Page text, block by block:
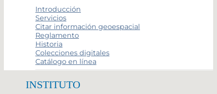
Introducción
Servicios
Citar información geoespacial
Reglamento
Historia
Colecciones digitales
Catálogo en línea
INSTITUTO